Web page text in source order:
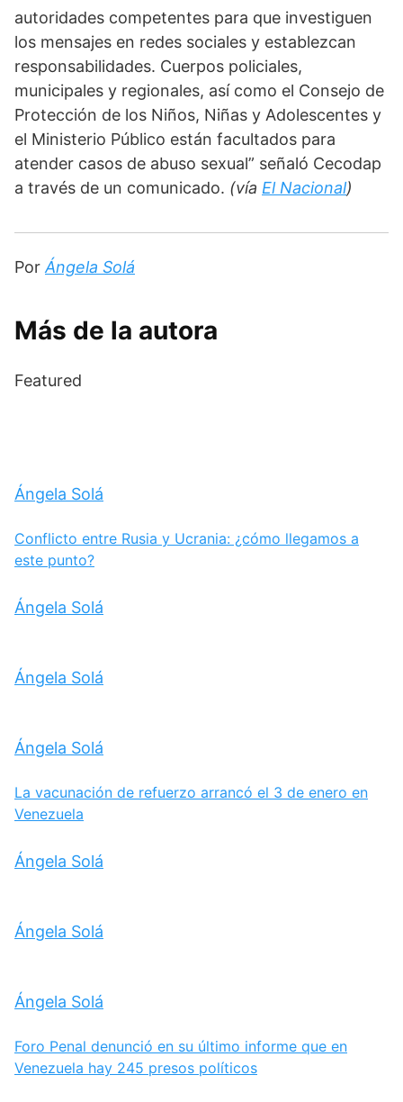
autoridades competentes para que investiguen
los mensajes en redes sociales y establezcan
responsabilidades. Cuerpos policiales,
municipales y regionales, así como el Consejo de
Protección de los Niños, Niñas y Adolescentes y
el Ministerio Público están facultados para
atender casos de abuso sexual” señaló Cecodap
a través de un comunicado. (vía El Nacional)
Por Ángela Solá
Más de la autora
Featured
Ángela Solá
Conflicto entre Rusia y Ucrania: ¿cómo llegamos a
este punto?
Ángela Solá
Ángela Solá
Ángela Solá
La vacunación de refuerzo arrancó el 3 de enero en
Venezuela
Ángela Solá
Ángela Solá
Ángela Solá
Foro Penal denunció en su último informe que en
Venezuela hay 245 presos políticos